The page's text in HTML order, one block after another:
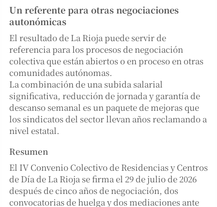
Un referente para otras negociaciones
autonómicas
El resultado de La Rioja puede servir de
referencia para los procesos de negociación
colectiva que están abiertos o en proceso en otras
comunidades autónomas.
La combinación de una subida salarial
significativa, reducción de jornada y garantía de
descanso semanal es un paquete de mejoras que
los sindicatos del sector llevan años reclamando a
nivel estatal.
Resumen
El IV Convenio Colectivo de Residencias y Centros
de Día de La Rioja se firma el 29 de julio de 2026
después de cinco años de negociación, dos
convocatorias de huelga y dos mediaciones ante